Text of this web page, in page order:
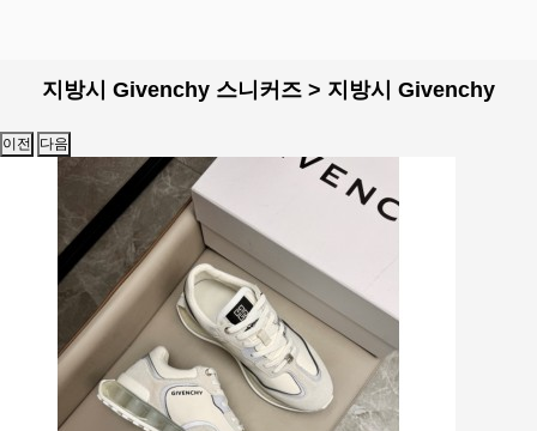
지방시 Givenchy 스니커즈 > 지방시 Givenchy
이전 다음